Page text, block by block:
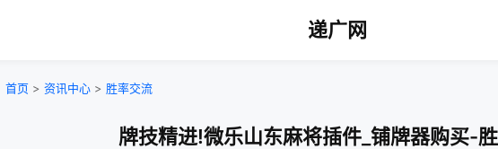
递广网
首页 > 资讯中心 > 胜率交流
牌技精进!微乐山东麻将插件_铺牌器购买-